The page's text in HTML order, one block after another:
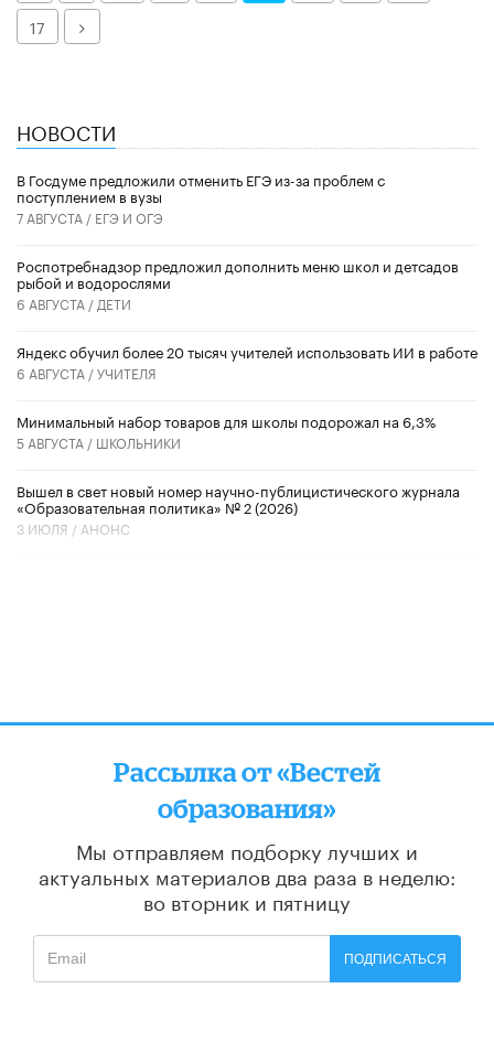
17
Далее
НОВОСТИ
В Госдуме предложили отменить ЕГЭ из-за проблем с
поступлением в вузы
7 АВГУСТА / ЕГЭ И ОГЭ
Роспотребнадзор предложил дополнить меню школ и детсадов
рыбой и водорослями
6 АВГУСТА / ДЕТИ
​Яндекс обучил более 20 тысяч учителей использовать ИИ в работе
6 АВГУСТА /УЧИТЕЛЯ
Минимальный набор товаров для школы подорожал на 6,3%
5 АВГУСТА / ШКОЛЬНИКИ
Вышел в свет новый номер научно-публицистического журнала
«Образовательная политика» № 2 (2026)
3 ИЮЛЯ / АНОНС
Рассылка от «Вестей
образования»
Мы отправляем подборку лучших и
актуальных материалов два раза в неделю:
во вторник и пятницу
ПОДПИСАТЬСЯ